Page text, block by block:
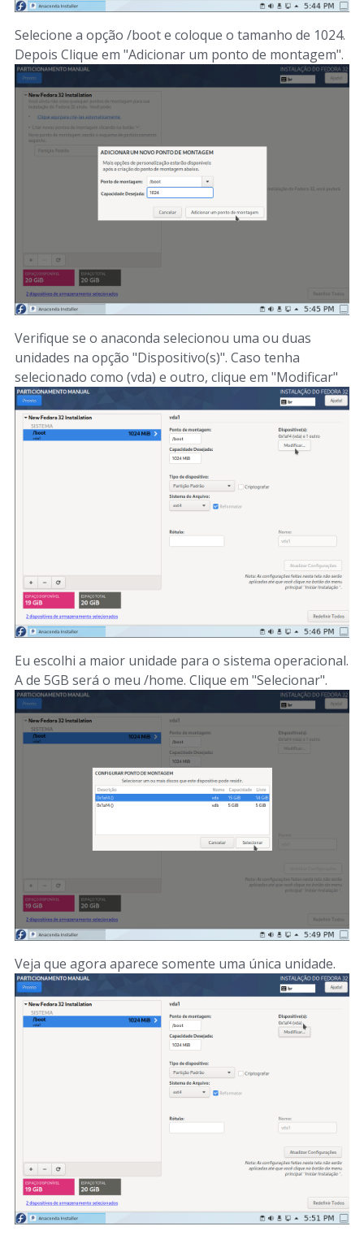
Selecione a opção /boot e coloque o tamanho de 1024.
Depois Clique em "Adicionar um ponto de montagem".
Verifique se o anaconda selecionou uma ou duas
unidades na opção "Dispositivo(s)". Caso tenha
selecionado como (vda) e outro, clique em "Modificar"
Eu escolhi a maior unidade para o sistema operacional.
A de 5GB será o meu /home. Clique em "Selecionar".
Veja que agora aparece somente uma única unidade.